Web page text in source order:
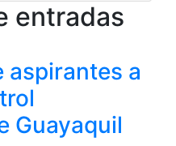
entradas
aspirantes a
Guayaquil